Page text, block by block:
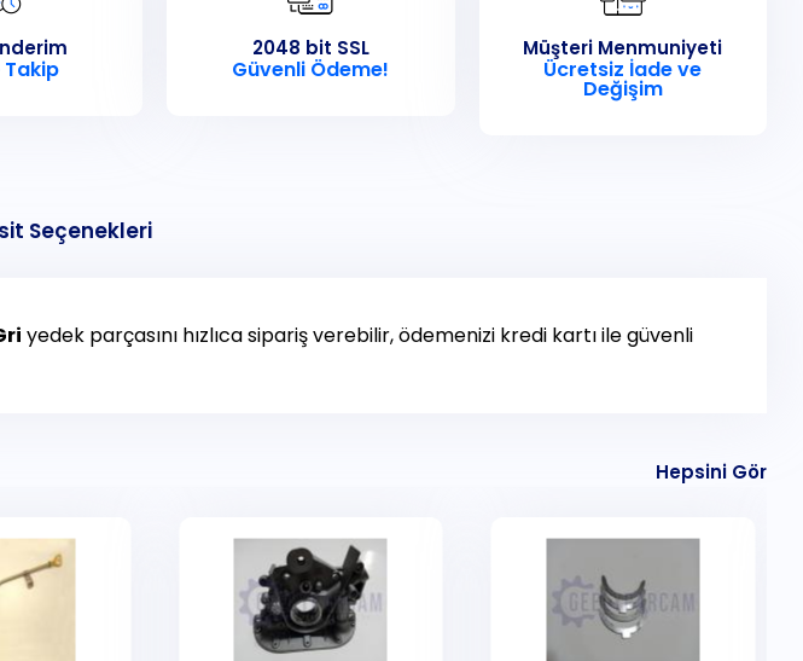
Takip
2048 bit SSL
Güvenli Ödeme!
Müşteri Menmuniyeti
Ücretsiz İade ve
Değişim
Seçenekleri
yedek parçasını hızlıca sipariş verebilir, ödemenizi kredi kartı ile güvenli
Hepsini Gör